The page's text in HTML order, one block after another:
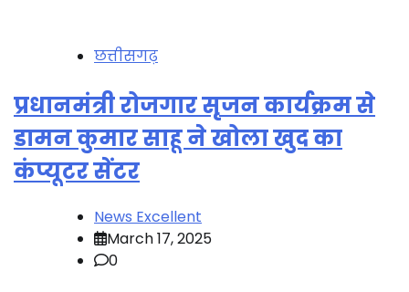
छत्तीसगढ़
प्रधानमंत्री रोजगार सृजन कार्यक्रम से
डामन कुमार साहू ने खोला खुद का
कंप्यूटर सेंटर
News Excellent
March 17, 2025
0